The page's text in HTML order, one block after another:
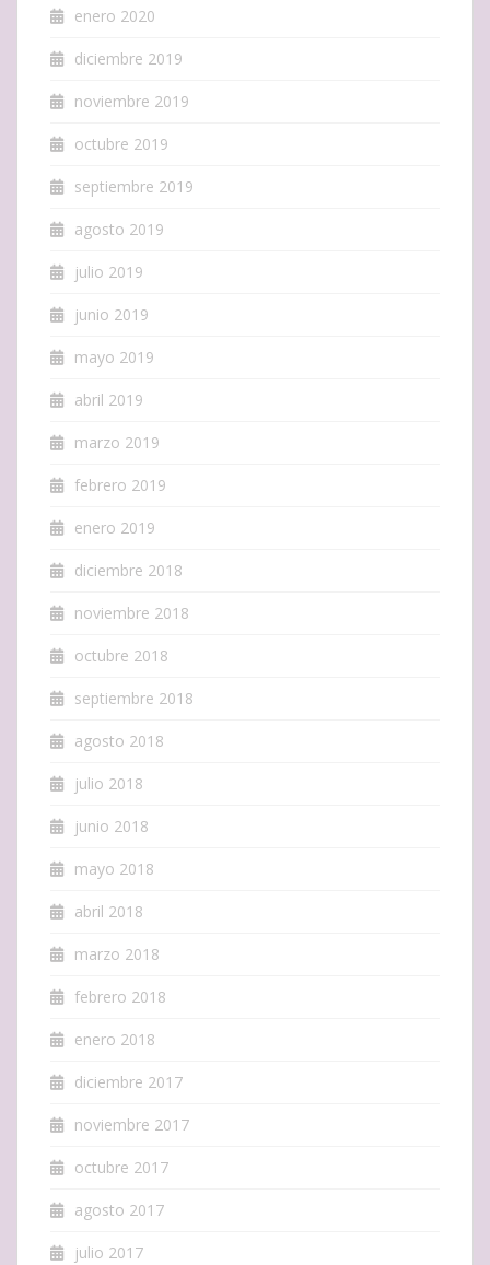
enero 2020
diciembre 2019
noviembre 2019
octubre 2019
septiembre 2019
agosto 2019
julio 2019
junio 2019
mayo 2019
abril 2019
marzo 2019
febrero 2019
enero 2019
diciembre 2018
noviembre 2018
octubre 2018
septiembre 2018
agosto 2018
julio 2018
junio 2018
mayo 2018
abril 2018
marzo 2018
febrero 2018
enero 2018
diciembre 2017
noviembre 2017
octubre 2017
agosto 2017
julio 2017